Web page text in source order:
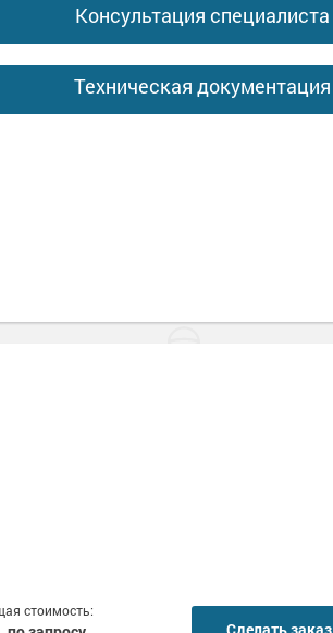
Консультация специалиста
Техническая документация
стоимость: